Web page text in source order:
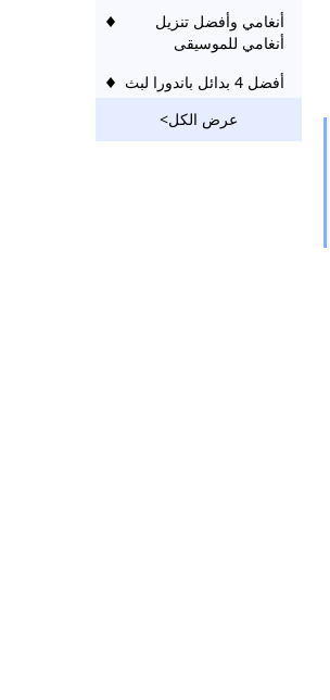
أنغامي وأفضل تنزيل
أنغامي للموسيقى
أفضل 4 بدائل باندورا لبث
Tidal vs Spotify: اتخاذ
عرض الكل>